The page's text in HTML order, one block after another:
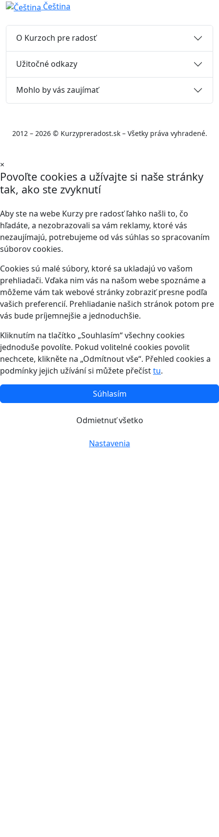
Čeština
O Kurzoch pre radosť
Užitočné odkazy
Mohlo by vás zaujímať
2012 – 2026 © Kurzypreradost.sk – Všetky práva vyhradené.
×
Povoľte cookies a užívajte si naše stránky
tak, ako ste zvyknutí
Aby ste na webe Kurzy pre radosť ľahko našli to, čo
hľadáte, a nezobrazovali sa vám reklamy, ktoré vás
nezaujímajú, potrebujeme od vás súhlas so spracovaním
súborov cookies.
Cookies sú malé súbory, ktoré sa ukladajú vo vašom
prehliadači. Vďaka nim vás na našom webe spoznáme a
môžeme vám tak webové stránky zobraziť presne podľa
vašich preferencií. Prehliadanie našich stránok potom pre
vás bude príjemnejšie a jednoduchšie.
Kliknutím na tlačítko „Souhlasím“ všechny cookies
jednoduše povolíte. Pokud volitelné cookies povolit
nechcete, klikněte na „Odmítnout vše“. Přehled cookies a
podmínky jejich užívání si můžete přečísttu.
Súhlasím
Odmietnuť všetko
Nastavenia